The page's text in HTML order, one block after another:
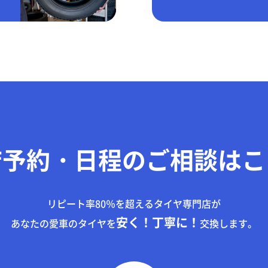
約・日程のご相談は
リピート率80％を超えるタイヤ専門店が
あなたの愛車のタイヤを安く！丁寧に！ 交換します。